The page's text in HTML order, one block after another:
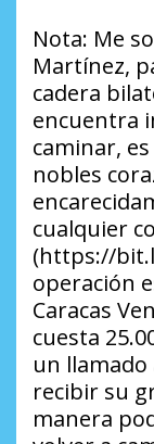
Nota: Me
Martínez,
cadera
encuentra
caminar,
nobles
cualquier
(https://
operación
Caracas
cuesta
un
recibir su
manera